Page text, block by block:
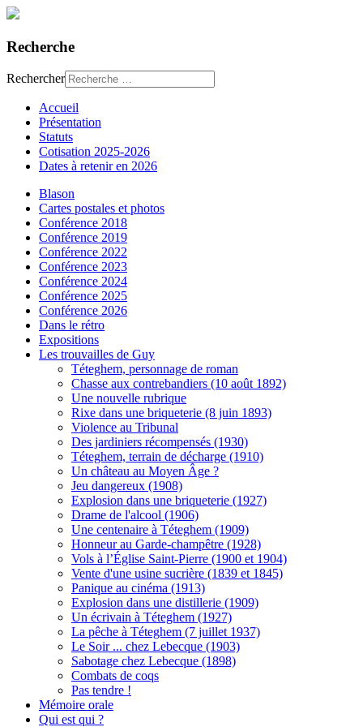
Recherche
Rechercher
Accueil
Présentation
Statuts
Cotisation 2025-2026
Dates à retenir en 2026
Blason
Cartes postales et photos
Conférence 2018
Conférence 2019
Conférence 2022
Conférence 2023
Conférence 2024
Conférence 2025
Conférence 2026
Dans le rétro
Expositions
Les trouvailles de Guy
Téteghem, personnage de roman
Chasse aux contrebandiers (10 août 1892)
Une nouvelle rubrique
Rixe dans une briqueterie (8 juin 1893)
Violence au Tribunal
Des jardiniers récompensés (1930)
Téteghem, terrain de décharge (1910)
Un château au Moyen Âge ?
Jeu dangereux (1908)
Explosion dans une briqueterie (1927)
Drame de l'alcool (1906)
Une centenaire à Téteghem (1909)
Honneur au Garde-champêtre (1928)
Vols à l’Église Saint-Pierre (1900 et 1904)
Vente d'une usine sucrière (1839 et 1845)
Panique au cinéma (1913)
Explosion dans une distillerie (1909)
Un écrivain à Téteghem (1927)
La pêche à Téteghem (7 juillet 1937)
Le Soir ... chez Lebecque (1903)
Sabotage chez Lebecque (1898)
Combats de coqs
Pas tendre !
Mémoire orale
Qui est qui ?